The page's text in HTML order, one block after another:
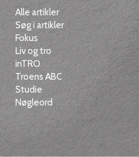
Alle artikler
Søg i artikler
Fokus
Liv og tro
inTRO
Troens ABC
Studie
Nøgleord